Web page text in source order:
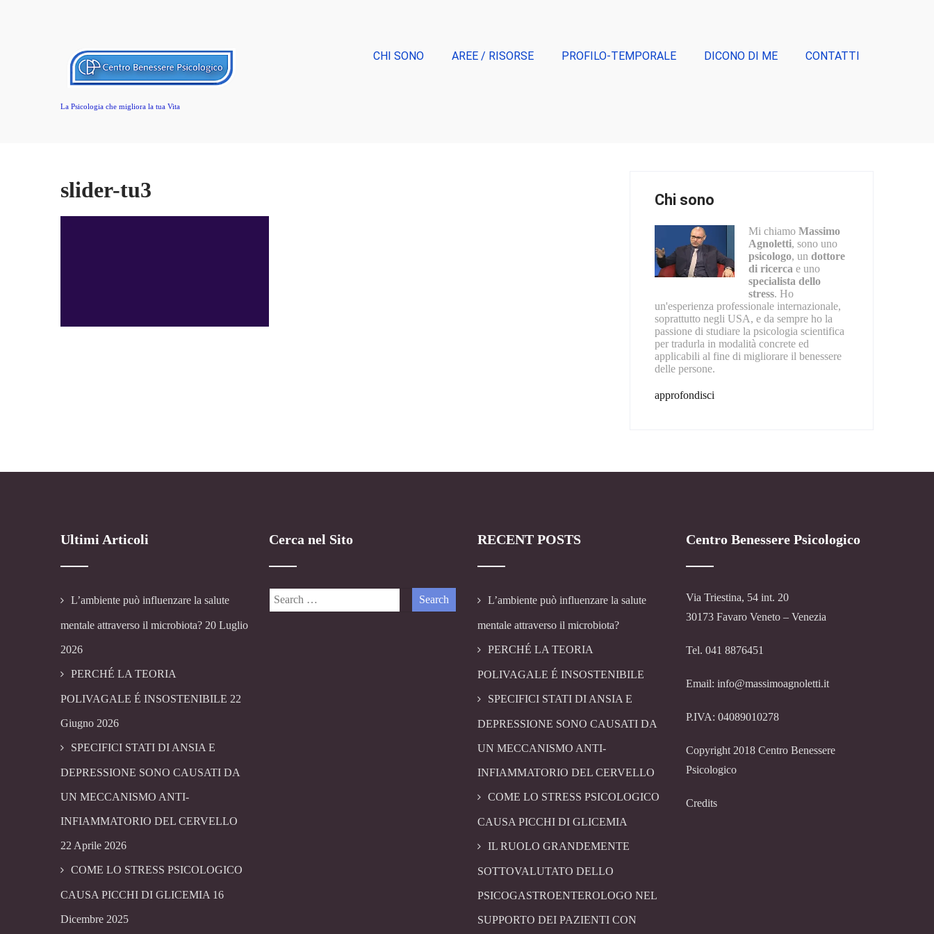
La Psicologia che migliora la tua Vita
CHI SONO AREE / RISORSE PROFILO-TEMPORALE DICONO DI ME CONTATTI
slider-tu3 Chi sono
Mi chiamoMassimo
Agnoletti, sono uno
psicologo, undottore
di ricerca e uno
specialista dello
stress. Ho
un'esperienza professionale internazionale,
soprattutto negli USA, e da sempre ho la
passione di studiare la psicologia scientifica
per tradurla in modalità concrete ed
applicabili al fine di migliorare il benessere
delle persone.
approfondisci
Ultimi Articoli
L’ambiente può influenzare la salute
mentale attraverso il microbiota? 20 Luglio
2026
PERCHÉ LA TEORIA
POLIVAGALE É INSOSTENIBILE 22
Giugno 2026
SPECIFICI STATI DI ANSIA E
DEPRESSIONE SONO CAUSATI DA
UN MECCANISMO ANTI-
INFIAMMATORIO DEL CERVELLO
22 Aprile 2026
COME LO STRESS PSICOLOGICO
CAUSA PICCHI DI GLICEMIA 16
Dicembre 2025
Cerca nel Sito RECENT POSTS
L’ambiente può influenzare la salute
mentale attraverso il microbiota?
PERCHÉ LA TEORIA
POLIVAGALE É INSOSTENIBILE
SPECIFICI STATI DI ANSIA E
DEPRESSIONE SONO CAUSATI DA
UN MECCANISMO ANTI-
INFIAMMATORIO DEL CERVELLO
COME LO STRESS PSICOLOGICO
CAUSA PICCHI DI GLICEMIA
IL RUOLO GRANDEMENTE
SOTTOVALUTATO DELLO
PSICOGASTROENTEROLOGO NEL
SUPPORTO DEI PAZIENTI CON
Centro Benessere Psicologico
Via Triestina, 54 int. 20
30173 Favaro Veneto – Venezia
Tel. 041 8876451
Email: info@massimoagnoletti.it
P.IVA: 04089010278
Copyright 2018 Centro Benessere
Psicologico
Credits